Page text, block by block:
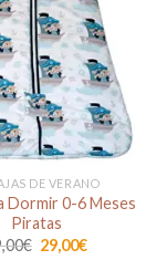
deseos
DE VERANO
Dormir 0-6 Meses
Piratas
€ El
29,00€El